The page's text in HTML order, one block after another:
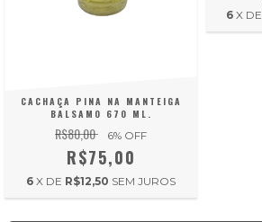
CACHAÇA PINA NA MANTEIGA
BALSAMO 670 ML.
R$80,00 6% OFF
R$75,00
6 X DE R$12,50 SEM JUROS
6 X DE